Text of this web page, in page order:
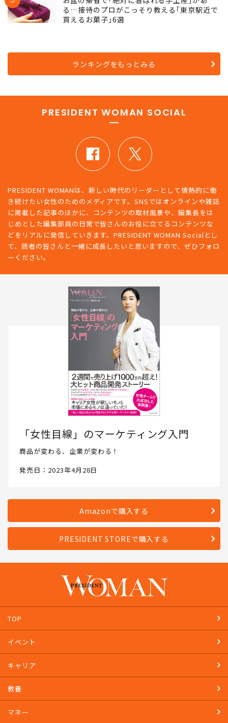
る…接待のプロがこっそり教える｢東京駅近で
買えるお菓子｣6選
ランキングをもっとみる
PRESIDENT WOMAN SOCIAL
PRESIDENT WOMANは、新しい時代のリーダーとして情熱的に働
き続けたい女性のためのメディアです。SNSではオンラインや雑誌
に掲載した記事のほかに、コンテンツの取材風景や、編集長をは
じめとした編集部員の日常で皆さんのお役に立てるコンテンツな
どをリアルに発信していきます。PRESIDENT WOMAN Socialとし
て、読者の皆さんと一緒に成長したいと思いますので、ぜひフォロ
ーください。
「女性目線」のマーケティング入門
商品が変わる、企業が変わる！
発売日：2023年4月28日
Amazonで購入する
PRESIDENT STOREで購入する
TOP
イベント
キャリア
教養
マネー